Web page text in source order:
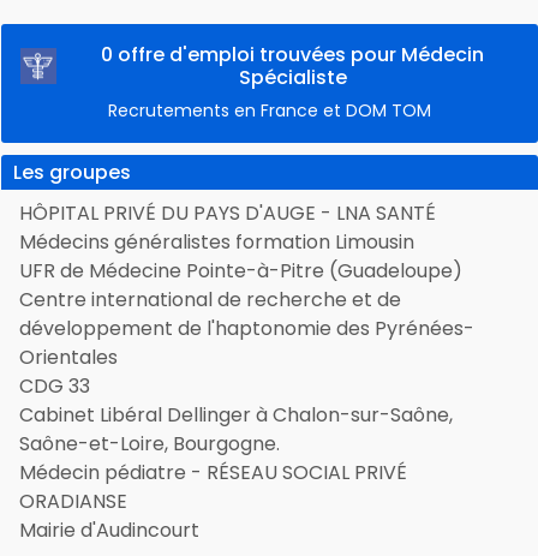
0 offre d'emploi trouvées pour Médecin
Spécialiste
Recrutements en France et DOM TOM
Les groupes
HÔPITAL PRIVÉ DU PAYS D'AUGE - LNA SANTÉ
Médecins généralistes formation Limousin
UFR de Médecine Pointe-à-Pitre (Guadeloupe)
Centre international de recherche et de
développement de l'haptonomie des Pyrénées-
Orientales
CDG 33
Cabinet Libéral Dellinger à Chalon-sur-Saône,
Saône-et-Loire, Bourgogne.
Médecin pédiatre - RÉSEAU SOCIAL PRIVÉ
ORADIANSE
Mairie d'Audincourt